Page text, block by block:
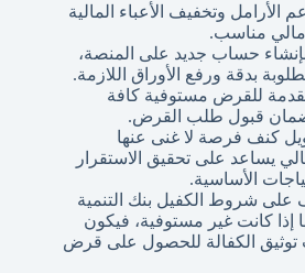
الأرامل وتخفيف الأعباء المالية
مناسب.
حساب جديد على المنصة،
بدقة ورفع الأوراق اللازمة.
للقرض مستوفية كافة
قبول طلب القرض.
كنف فرصة لا غنى عنها
يساعد على تحقيق الاستقرار
الأساسية.
شروط الكفيل بنك التنمية
إذا كانت غير مستوفية، فيكون
الكفالة للحصول على قرض